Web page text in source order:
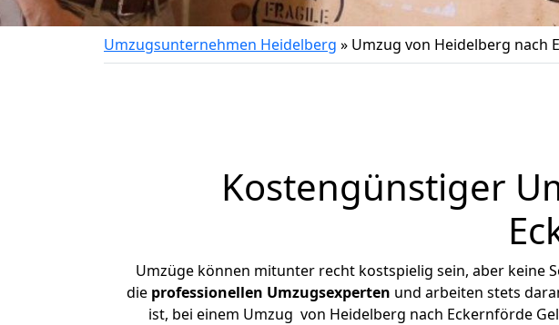
Umzugsunternehmen Heidelberg » Umzug von Heidelberg nach
Kostengünstiger
Umzüge können mitunter recht kostspielig sein, aber keine
die professionellen Umzugsexperten und arbeiten stets
ist, bei einem Umzug von Heidelberg nach Eckernförde